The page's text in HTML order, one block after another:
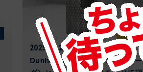
買取
2025.09.25
Dunhill ローラー式 ガスライター